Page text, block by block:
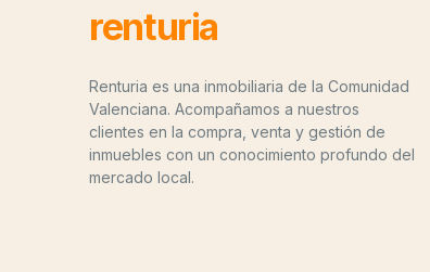
renturia
Renturia es una inmobiliaria de la Comunidad
Valenciana. Acompañamos a nuestros
clientes en la compra, venta y gestión de
inmuebles con un conocimiento profundo del
mercado local.